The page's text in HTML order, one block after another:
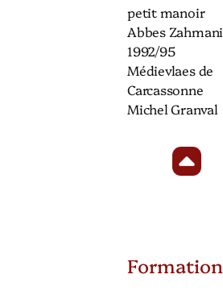
petit manoir
Abbes Zahmani
1992/95
Médievlaes de
Carcassonne
Michel Granval
Formation